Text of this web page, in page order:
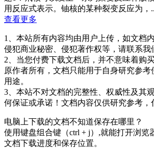
用反应式表示。铀核的某种裂变反应为，
查看更多
1、本站所有内容均由用户上传，如文档
侵犯商业秘密、侵犯著作权等，请联系我
2、当您付费下载文档后，并不意味着购
原作者所有，文档只能用于自身研究参考
用途。
3、本站不对文档的完整性、权威性及其
何保证或承诺！文档内容仅供研究参考，
电脑上下载的文档不知道保存在哪里？
使用键盘组合键（ctrl + j）,就能打开浏览
文档下载进度和保存位置。